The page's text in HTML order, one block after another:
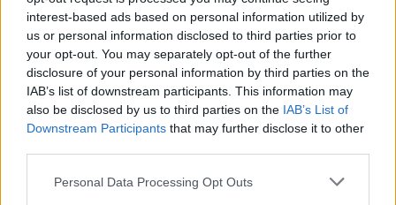
interest-based ads based on personal information utilized by
us or personal information disclosed to third parties prior to
your opt-out. You may separately opt-out of the further
disclosure of your personal information by third parties on the
IAB’s list of downstream participants. This information may
also be disclosed by us to third parties on the IAB’s List of
Downstream Participants that may further disclose it to other
Personal Data Processing Opt Outs
autora
Zdroj | A. Trouwborst, M. Krofel a J. D. C. Linnell
Přínos šakalů by mohl spočívat v tom, že požírají mršiny
zvířat, čímž likvidují potenciální epidemiologické hrozby, a
jednak zastupují v blízkosti městských aglomerací
vrcholové predátory a hubí drobné škůdce, uvádí James
Beasley ze Savannah River Ecology Laboratory Univerzity v
Georgii. Poukazuje však také na to, že šakali jsou predátoři
a mohou být zdrojem nemocí včetně vztekliny. Je-li proto
výhodami.